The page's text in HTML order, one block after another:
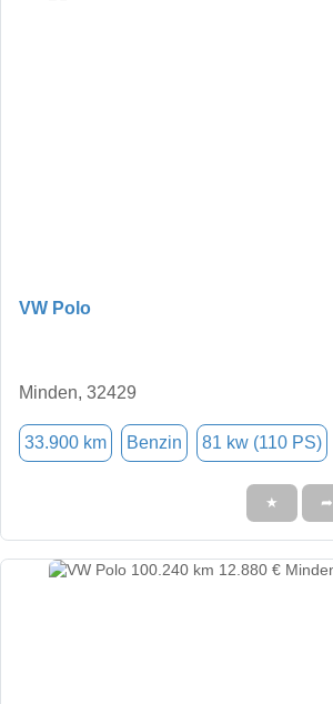
VW Polo
Minden, 32429
33.900 km Benzin 81 kw (110 PS)
★ ➦